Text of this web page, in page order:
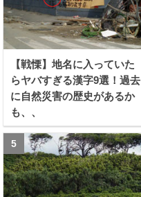
【戦慄】地名に入っていた
らヤバすぎる漢字9選！過去
に自然災害の歴史があるか
も、、